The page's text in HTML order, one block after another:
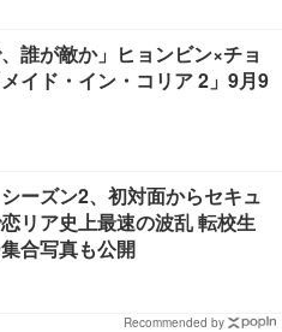
、誰が敵か」ヒョンビン×チョ
イド・イン・コリア 2」9月9
シーズン2、初対面からセキュ
リア史上最速の波乱 転校生
合写真も公開
Recommended by